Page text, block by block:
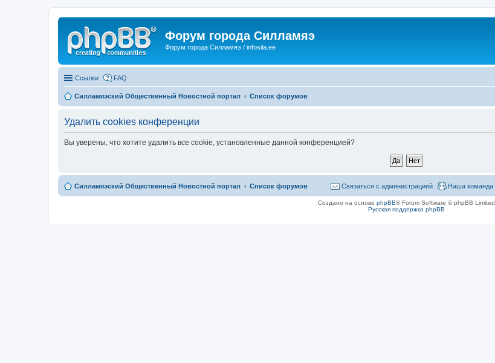
Форум города Силламяэ
Форум города Силламяэ / infosila.ee
Ссылки FAQ
Силламяэский Общественный Новостной портал Список форумов
Удалить cookies конференции
Вы уверены, что хотите удалить все cookie, установленные данной конференцией?
Силламяэский Общественный Новостной портал Список форумов Наша команда
Связаться с администрацией
Создано на основе phpBB® Forum Software © phpBB Limited
Русская поддержка phpBB